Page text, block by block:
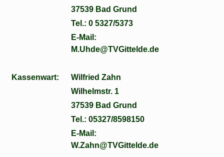
37539 Bad Grund
Tel.: 0 5327/5373
E-Mail:
M.Uhde@TVGittelde.de
Kassenwart:
Wilfried Zahn
Wilhelmstr. 1
37539 Bad Grund
Tel.: 05327/8598150
E-Mail:
W.Zahn@TVGittelde.de